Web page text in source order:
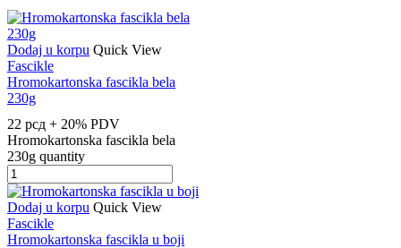
Dodaj u korpu Quick View
Fascikle
Hromokartonska fascikla bela
230g
22 рсд + 20% PDV
Hromokartonska fascikla bela
230g quantity
Dodaj u korpu Quick View
Fascikle
Hromokartonska fascikla u boji